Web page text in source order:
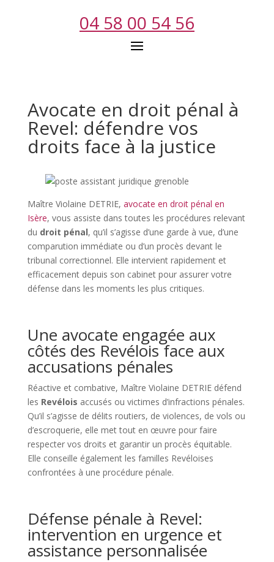
04 58 00 54 56
Avocate en droit pénal à
Revel: défendre vos
droits face à la justice
Maître Violaine DETRIE, avocate en droit pénal en
Isère, vous assiste dans toutes les procédures relevant
du droit pénal, qu’il s’agisse d’une garde à vue, d’une
comparution immédiate ou d’un procès devant le
tribunal correctionnel. Elle intervient rapidement et
efficacement depuis son cabinet pour assurer votre
défense dans les moments les plus critiques.
Une avocate engagée aux
côtés des Revélois face aux
accusations pénales
Réactive et combative, Maître Violaine DETRIE défend
les Revélois accusés ou victimes d’infractions pénales.
Qu’il s’agisse de délits routiers, de violences, de vols ou
d’escroquerie, elle met tout en œuvre pour faire
respecter vos droits et garantir un procès équitable.
Elle conseille également les familles Revéloises
confrontées à une procédure pénale.
Défense pénale à Revel:
intervention en urgence et
assistance personnalisée